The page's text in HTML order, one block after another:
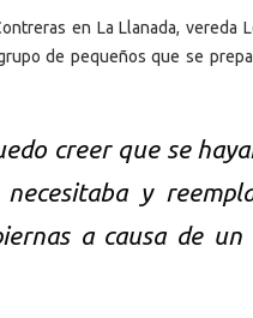
en La Llanada, vereda
de pequeños que se
creer que se
y
a causa de